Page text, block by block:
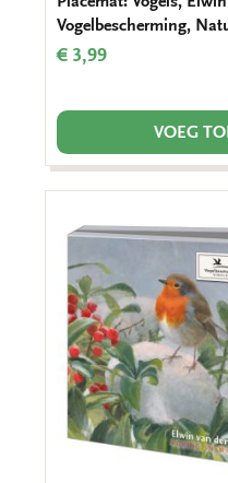
Vogelbescherming,
€ 3,99
VOEG